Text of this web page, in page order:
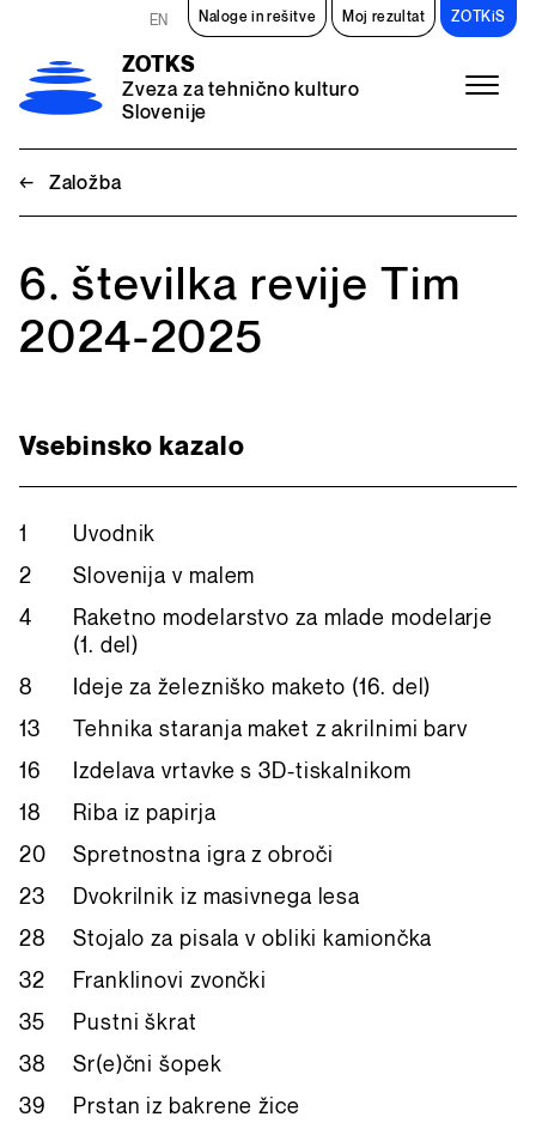
Preskoči na vsebino
EN Naloge in rešitve Moj rezultat ZOTKiS
ZOTKS
Zveza za tehnično kulturo
Slovenije
← Založba
6. številka revije Tim
2024-2025
Vsebinsko kazalo
1
Uvodnik
2
Slovenija v malem
4
Raketno modelarstvo za mlade modelarje
(1. del)
8
Ideje za železniško maketo (16. del)
13
Tehnika staranja maket z akrilnimi barv
16
Izdelava vrtavke s 3D-tiskalnikom
18
Riba iz papirja
20
Spretnostna igra z obroči
23
Dvokrilnik iz masivnega lesa
28
Stojalo za pisala v obliki kamiončka
32
Franklinovi zvončki
35
Pustni škrat
38
Sr(e)čni šopek
39
Prstan iz bakrene žice